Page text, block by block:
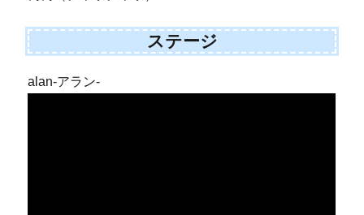
ステージ
alan-アラン-